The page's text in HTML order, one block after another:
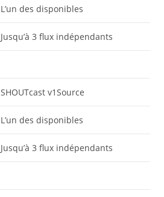
L’un des disponibles
Jusqu’à 3 flux indépendants
SHOUTcast v1Source
L’un des disponibles
Jusqu’à 3 flux indépendants